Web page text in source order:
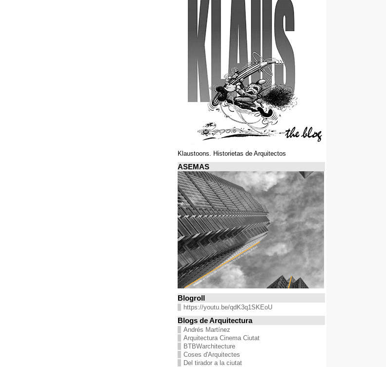
Klaustoons. Historietas de Arquitectos
ASEMAS
Blogroll
https://youtu.be/qdK3q1SKEoU
Blogs de Arquitectura
Andrés Martínez
Arquitectura Cinema Ciutat
BTBWarchitecture
Coses d'Arquitectes
Del tirador a la ciutat